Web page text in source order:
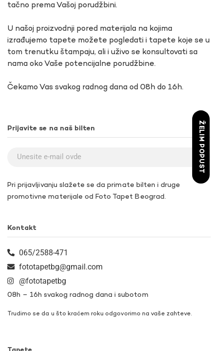
tačno prema Vašoj porudžbini.
U našoj proizvodnji pored materijala na kojima
izrađujemo tapete možete pogledati i tapete koje se u
tom trenutku štampaju, ali i uživo se konsultovati sa
nama oko Vaše potencijalne porudžbine.
Čekamo Vas svakog radnog dana od 08h do 16h.
Prijavite se na naš bilten
Pri prijavljivanju slažete se da primate bilten i druge
promotivne materijale od Foto Tapet Beograd.
Kontakt
065/2588-471
fototapetbg@gmail.com
@fototapetbg
08h – 16h svakog radnog dana i subotom
Trudimo se da u što kraćem roku odgovorimo na vaše zahteve.
ŽELIM POPUST